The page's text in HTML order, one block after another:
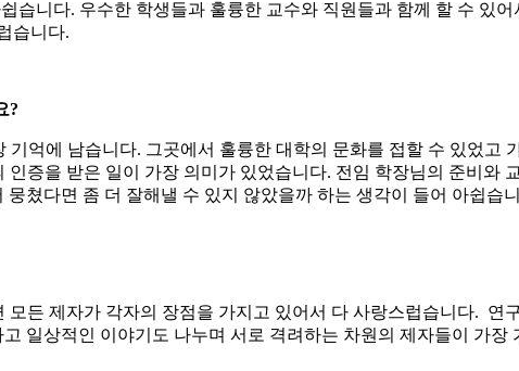
니다. 우수한 학생들과 훌륭한 교수와 직원들과 함께 할 수 있
습니다.
?
억에 남습니다. 그곳에서 훌륭한 대학의 문화를 접할 수 있었고
증을 받은 일이 가장 의미가 있었습니다. 전임 학장님의 준비와
쳤다면 좀 더 잘해낼 수 있지 않았을까 하는 생각이 들어 아쉽습
든 제자가 각자의 장점을 가지고 있어서 다 사랑스럽습니다. 연
일상적인 이야기도 나누며 서로 격려하는 차원의 제자들이 가장